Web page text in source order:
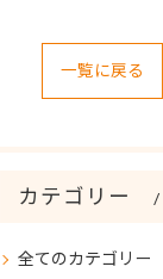
一覧に戻る
カテゴリー
全てのカテゴリー